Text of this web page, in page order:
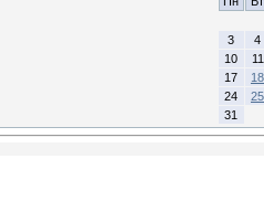
3
4
10
11
17
18
24
25
31